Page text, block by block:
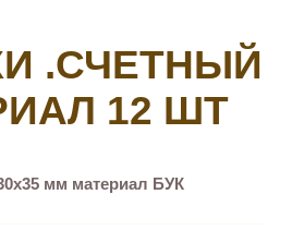
.СЧЕТНЫЙ
12 ШТ
мм материал БУК